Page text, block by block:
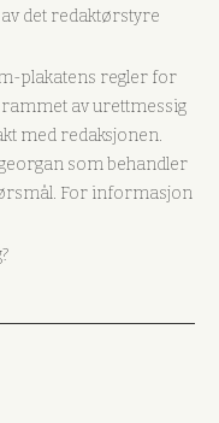
det redaktørstyre
plakatens regler for
av urettmessig
med redaksjonen.
som behandler
For informasjon